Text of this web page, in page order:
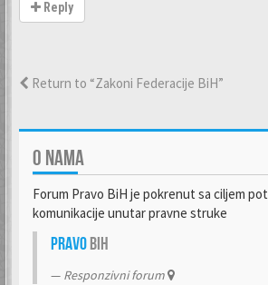
Reply
Return to “Zakoni Federacije BiH”
O NAMA
Forum Pravo BiH je pokrenut sa ciljem
komunikacije unutar pravne struke
PravoBiH
Responzivni forum